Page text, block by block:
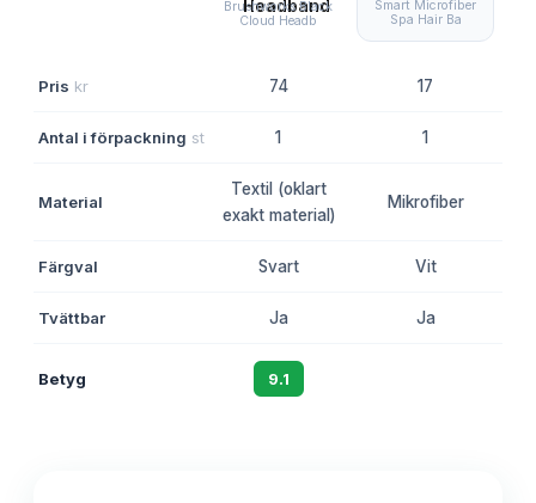
Brushworks Black
Cloud Headb
Smart Microfiber
Spa Hair Ba
Pris kr 74 17
Antal i förpackning st 1 1
Material
Textil (oklart
exakt material)
Mikrofiber
Färgval Svart Vit
Tvättbar Ja Ja
Betyg 9.1